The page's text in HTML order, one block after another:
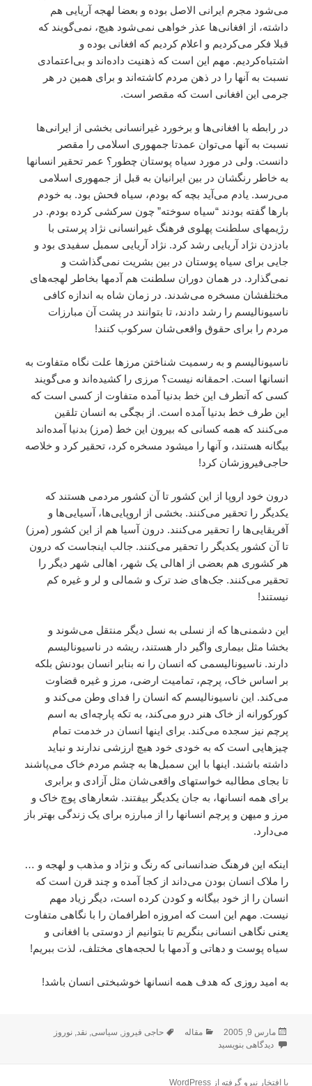
مى‌شود مجرم ايرانى الاصل بوده و بعضا لهجه آريايى هم
داشته، از افغانى‌ها عذر خواهى نمى‌شود هيچ، نمى‌گويند که
قبلا فکر مى‌کرديم و اعلام کرديم که افغانى بوده و
اشتباه‌کرديم. مهم اين است که ذهنيت داده‌اند و بى‌اعتمادى
نسبت به آنها را در ذهن مردم کاشته‌اند و براى همين در هر
جرمى اين افغانى است که مقصر است.
در رابطه با افغانى‌ها و برخورد غيرانسانى بخشى از ايرانى‌ها
نسبت به آنها مى‌توان عمدتا جمهورى اسلامى را مقصر
دانست. ولى در مورد سياه پوستان چطور؟ عمر تحقير انسانها
به خاطر رنگشان در بين ايرانيان به قبل از جمهورى اسلامى
مى‌رسد. يادم مى‌آيد بچه که بودم، سياه فحش بود. به خودم
بارها گفته بودند “سياه سوخته” چون سرکشى کرده بودم. در
رژيمهاى سلطنت پهلوى فرهنگ غير‌انسانى نژاد پرستى با
باد‌زدن نژاد آريايى رشد کرد. نژاد آريايى سمبل سفيدى بود و
جايى براى سياه پوستان در بين بشريت نمى‌گذاشت و
نمى‌گذارد. در همان دوران سلطنت هم آدمها بخاطر لهجه‌هاى
مختلفشان مسخره مى‌شدند. در زمان شاه به اندازه کافى
ناسيوناليسم را رشد دادند، تا بتوانند در پشت آن مبارزات
مردم را براى حقوق واقعى‌شان سرکوب کنند!
ناسيوناليسم و به رسميت شناختن مرزها علت نگاه متفاوت به
انسانها است. احمقانه نيست؟ مرزى را کشيده‌اند و مى‌گويند
کسى که آنطرف اين خط بدنيا آمده متفاوت از کسى است که
اين طرف خط بدنيا آمده است. از بچگى به انسان تلقين
مى‌کنند که همه کسانى که بيرون اين خط (مرز) بدنيا آمده‌اند
بيگانه هستند، و آنها را ميشود مسخره کرد، تحقير کرد و خلاصه
حاجى‌فيروزشان کرد!
درون خود اروپا از اين کشور تا آن کشور مردمى هستند که
يکديگر را تحقير مى‌کنند. بخشى از اروپايى‌ها، آسيايى‌ها و
آفريقايى‌ها را تحقير مى‌کنند. درون آسيا هم از اين کشور (مرز)
تا آن کشور يکديگر را تحقير مى‌کنند. جالب اينجاست که درون
هر کشورى هم بعضى از اهالى يک شهر، اهالى شهر ديگر را
تحقير مى‌کنند. جک‌هاى ضد ترک و شمالى و لر و غيره کم
نيستند!
اين دشمنى‌ها که از نسلى به نسل ديگر منتقل مى‌شوند و
بخشا مثل بيمارى واگير دار هستند، ريشه در ناسيوناليسم
دارند. ناسيوناليسمى که انسان را نه بنا‌بر انسان بودنش بلکه
بر اساس خاک، پرچم، تماميت ارضى، مرز و غيره قضاوت
مى‌کند. اين ناسيوناليسم که انسان را فداى وطن مى‌کند و
کورکورانه از خاک هنر درو مى‌کند، به تکه پارچه‌اى به اسم
پرچم نيز سجده مى‌کند. براى اينها انسان در خدمت تمام
چيزهايى است که به خودى خود هيچ ارزشى ندارند و نبايد
داشته باشند. اينها با اين سمبل‌ها به چشم مردم خاک مى‌پاشند
تا بجاى مطالبه خواستهاى واقعى‌شان مثل آزادى و برابرى
براى همه انسانها، به جان يکديگر بيفتند. شعارهاى پوچ خاک و
مرز و ميهن و پرچم انسانها را از مبارزه براى يک زندگى بهتر باز
مى‌دارد.
اينکه اين فرهنگ ضد‌انسانى که رنگ و نژاد و مذهب و لهجه و …
را ملاک انسان بودن مى‌داند از کجا آمده و چند قرن است که
انسان را از خود بيگانه و کودن کرده است، ديگر زياد مهم
نيست. مهم اين است که امروزه اطرافمان را با نگاهى متفاوت
يعنى نگاهى انسانى بنگريم تا بتوانيم از دوستى با افغانى و
سياه پوست و دهاتى و آدمها با لحجه‌هاى مختلف، لذت ببريم!
به اميد روزى که هدف همه انسانها خوشبختى انسان باشد!
ارسال
شده
مارس 9, 2005 دسته‌ها
مقاله برچسب‌ها
حاجی فیروز, سیاسی,نقد,نوروز
برای حاجى‌فيروز سمبل فرهنگ نژاد‌پرستى ايرانى
دیدگاهی بنویسید
با افتخار نیرو گرفته از WordPress